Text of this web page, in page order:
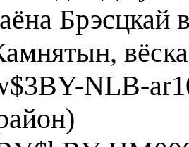
Брэсцкай
вёска
NLB-